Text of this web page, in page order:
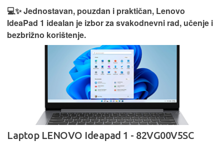
💻✨ Jednostavan, pouzdan i praktičan, Lenovo
IdeaPad 1 idealan je izbor za svakodnevni rad, učenje i
bezbrižno korištenje.
Laptop LENOVO Ideapad 1 - 82VG00V5SC